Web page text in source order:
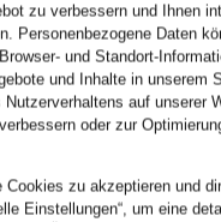
zu verbessern und Ihnen
Personenbezogene Daten
und Standort-
und Inhalte in unserem
auf unserer
oder zur
zu akzeptieren und
Einstellungen“, um eine